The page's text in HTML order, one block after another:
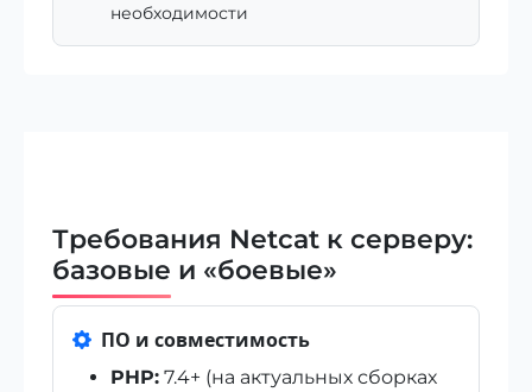
необходимости
Требования Netcat к серверу:
базовые и «боевые»
ПО и совместимость
PHP: 7.4+ (на актуальных сборках